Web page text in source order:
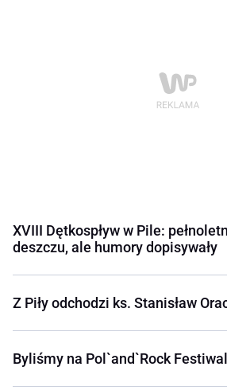
XVIII Dętkospływ w Pile:
deszczu, ale humory dopisywały
Z Piły odchodzi ks. Stanisław
Byliśmy na Pol`and`Rock Festiwal